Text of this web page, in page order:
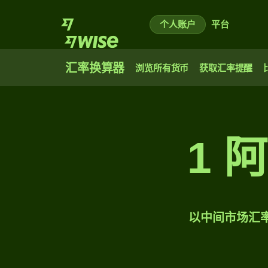
个人账户 平台
汇率换算器 浏览所有货币 获取汇率提醒
1
以中间市场汇